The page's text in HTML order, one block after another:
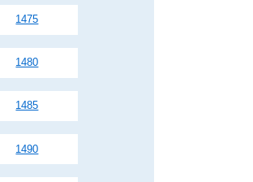
1475
1480
1485
1490